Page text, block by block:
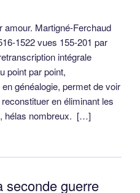
amour. Martigné-Ferchaud
1522 vues 155-201 par
intégrale
point par point,
généalogie, permet de voir
en éliminant les
hélas nombreux. […]
seconde guerre